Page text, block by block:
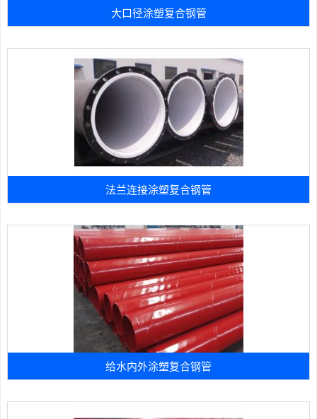
大口径涂塑复合钢管
法兰连接涂塑复合钢管
给水内外涂塑复合钢管